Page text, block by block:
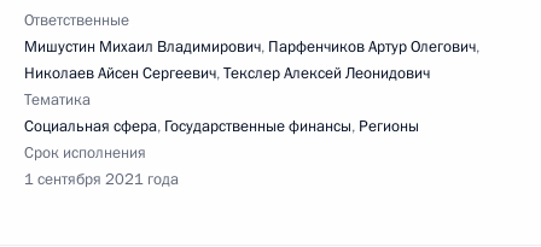
Ответственные
Мишустин Михаил Владимирович, Парфенчиков Артур Олегович,
Николаев Айсен Сергеевич,Текслер Алексей Леонидович
Тематика
Социальная сфера, Государственные финансы, Регионы
Срок исполнения
1 сентября 2021 года